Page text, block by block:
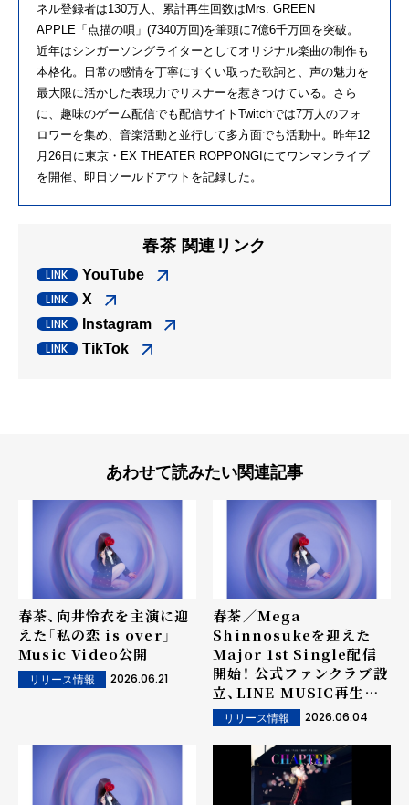
ネル登録者は130万人、累計再生回数はMrs. GREEN
APPLE「点描の唄」(7340万回)を筆頭に7億6千万回を突破。
近年はシンガーソングライターとしてオリジナル楽曲の制作も
本格化。日常の感情を丁寧にすくい取った歌詞と、声の魅力を
最大限に活かした表現力でリスナーを惹きつけている。さら
に、趣味のゲーム配信でも配信サイトTwitchでは7万人のフォ
ロワーを集め、音楽活動と並行して多方面でも活動中。昨年12
月26日に東京・EX THEATER ROPPONGIにてワンマンライブ
を開催、即日ソールドアウトを記録した。
春茶 関連リンク
YouTube
X
Instagram
TikTok
あわせて読みたい関連記事
春茶、向井怜衣を主演に迎
えた「私の恋 is over」
Music Video公開
リリース情報 2026.06.21
春茶／Mega
Shinnosukeを迎えた
Major 1st Single配信
開始！ 公式ファンクラブ設
立、LINE MUSIC再生で
応募できるフリーライブ開
催決定
リリース情報 2026.06.04